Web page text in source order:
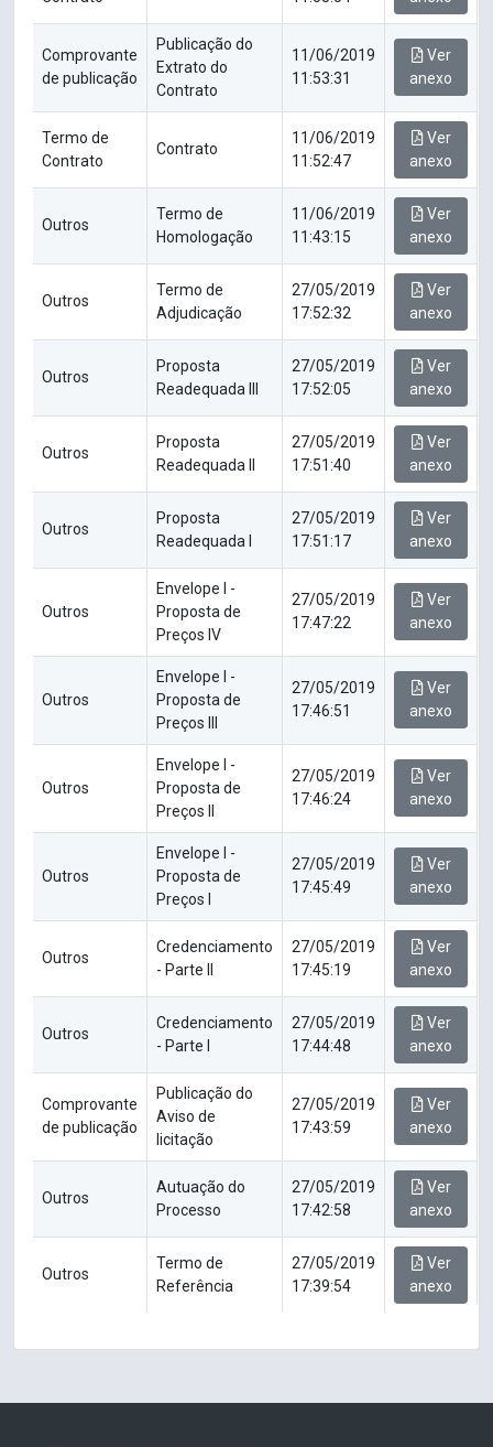
Comprovante
de publicação
Publicação do
Extrato do
Contrato
11/06/2019
11:53:31
Ver
anexo
Termo de
Contrato
Contrato
11/06/2019
11:52:47
Ver
anexo
Outros
Termo de
Homologação
11/06/2019
11:43:15
Ver
anexo
Outros
Termo de
Adjudicação
27/05/2019
17:52:32
Ver
anexo
Outros
Proposta
Readequada III
27/05/2019
17:52:05
Ver
anexo
Outros
Proposta
Readequada II
27/05/2019
17:51:40
Ver
anexo
Outros
Proposta
Readequada I
27/05/2019
17:51:17
Ver
anexo
Outros
Envelope I -
Proposta de
Preços IV
27/05/2019
17:47:22
Ver
anexo
Outros
Envelope I -
Proposta de
Preços III
27/05/2019
17:46:51
Ver
anexo
Outros
Envelope I -
Proposta de
Preços II
27/05/2019
17:46:24
Ver
anexo
Outros
Envelope I -
Proposta de
Preços I
27/05/2019
17:45:49
Ver
anexo
Outros
Credenciamento
- Parte II
27/05/2019
17:45:19
Ver
anexo
Outros
Credenciamento
- Parte I
27/05/2019
17:44:48
Ver
anexo
Comprovante
de publicação
Publicação do
Aviso de
licitação
27/05/2019
17:43:59
Ver
anexo
Outros
Autuação do
Processo
27/05/2019
17:42:58
Ver
anexo
Outros
Termo de
Referência
27/05/2019
17:39:54
Ver
anexo